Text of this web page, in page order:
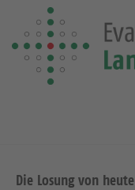
Die Losung von heute